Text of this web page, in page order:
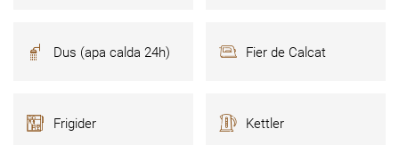
Dus (apa calda 24h) Fier de Calcat
Frigider Kettler